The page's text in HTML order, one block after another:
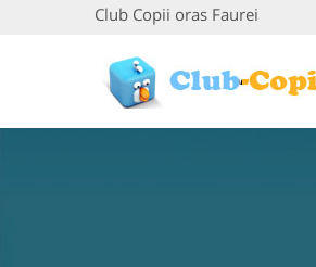
Club Copii oras Faurei